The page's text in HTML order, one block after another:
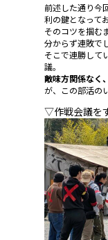
前述した通り今
利の鍵となってお
そのコツを掴む
分からず連敗で
そこで連勝して
議。
敵味方関係なく
が、この部活の
▽作戦会議を